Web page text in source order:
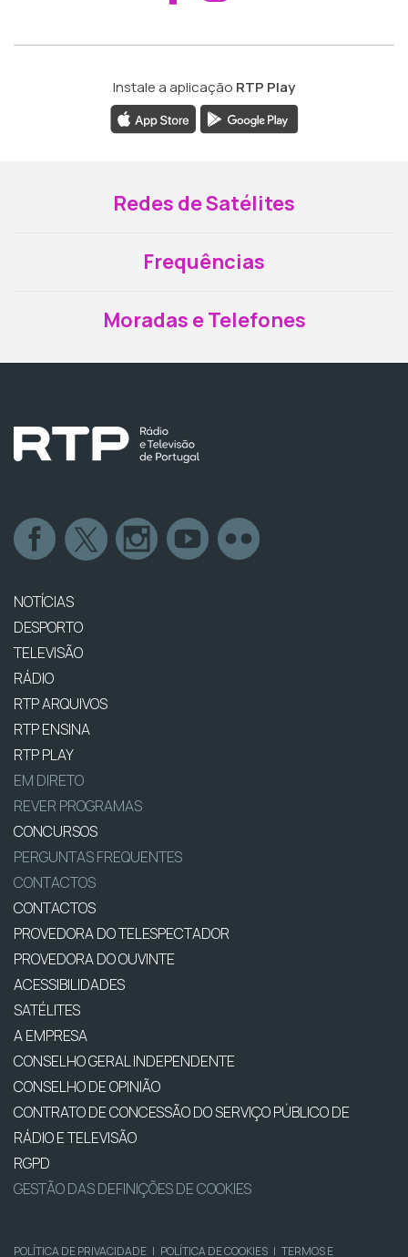
Instale a aplicação RTP Play
Redes de Satélites
Frequências
Moradas e Telefones
NOTÍCIAS
DESPORTO
TELEVISÃO
RÁDIO
RTP ARQUIVOS
RTP ENSINA
RTP PLAY
EM DIRETO
REVER PROGRAMAS
CONCURSOS
PERGUNTAS FREQUENTES
CONTACTOS
CONTACTOS
PROVEDORA DO TELESPECTADOR
PROVEDORA DO OUVINTE
ACESSIBILIDADES
SATÉLITES
A EMPRESA
CONSELHO GERAL INDEPENDENTE
CONSELHO DE OPINIÃO
CONTRATO DE CONCESSÃO DO SERVIÇO PÚBLICO DE
RÁDIO E TELEVISÃO
RGPD
GESTÃO DAS DEFINIÇÕES DE COOKIES
POLÍTICA DE PRIVACIDADE | POLÍTICA DE COOKIES | TERMOS E